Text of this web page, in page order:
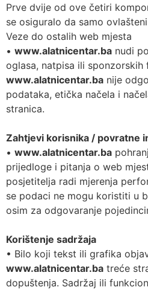
Prve dvije od ove četiri
se osiguralo da samo
Veze do ostalih web mjesta
• www.alatnicentar.ba nudi
oglasa, natpisa ili sponzorskih
www.alatnicentar.ba nije
podataka, etička načela i
stranica.
Zahtjevi korisnika / povratne
• www.alatnicentar.ba
prijedloge i pitanja o web
posjetitelja radi mjerenja
se podaci ne mogu koristiti u
osim za odgovaranje
Korištenje sadržaja
• Bilo koji tekst ili grafika
www.alatnicentar.ba treće
dopuštenja. Sadržaj ili